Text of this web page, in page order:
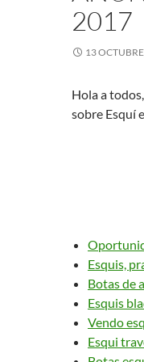
2017
13
Hola a
sobre Esquí
Esquis,
Botas de
Esquis
Vendo
Esqui